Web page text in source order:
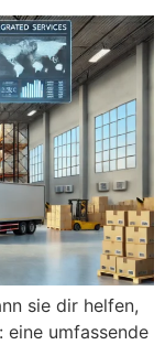
sie dir helfen,
eine umfassende